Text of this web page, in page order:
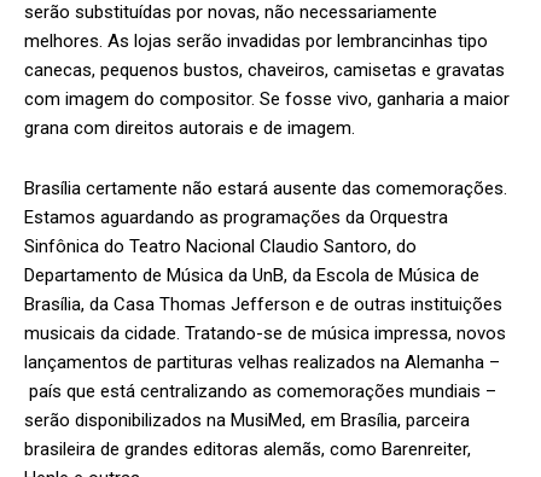
serão substituídas por novas, não necessariamente
melhores. As lojas serão invadidas por lembrancinhas tipo
canecas, pequenos bustos, chaveiros, camisetas e gravatas
com imagem do compositor. Se fosse vivo, ganharia a maior
grana com direitos autorais e de imagem.
Brasília certamente não estará ausente das comemorações.
Estamos aguardando as programações da Orquestra
Sinfônica do Teatro Nacional Claudio Santoro, do
Departamento de Música da UnB, da Escola de Música de
Brasília, da Casa Thomas Jefferson e de outras instituições
musicais da cidade. Tratando-se de música impressa, novos
lançamentos de partituras velhas realizados na Alemanha –
país que está centralizando as comemorações mundiais –
serão disponibilizados na MusiMed, em Brasília, parceira
brasileira de grandes editoras alemãs, como Barenreiter,